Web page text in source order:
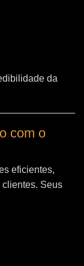
da
com o
eficientes,
Seus